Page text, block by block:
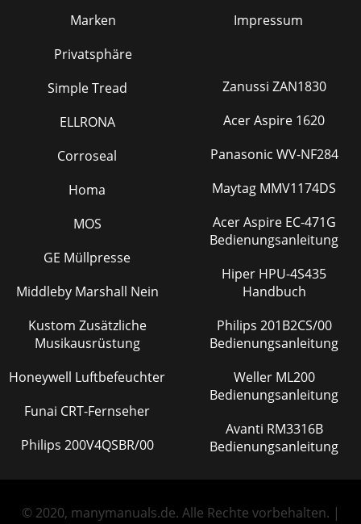
Marken
Privatsphäre
Impressum
Simple Tread
ELLRONA
Corroseal
Homa
MOS
GE Müllpresse
Middleby Marshall Nein
Kustom Zusätzliche
Musikausrüstung
Honeywell Luftbefeuchter
Funai CRT-Fernseher
Philips 200V4QSBR/00
Zanussi ZAN1830
Acer Aspire 1620
Panasonic WV-NF284
Maytag MMV1174DS
Acer Aspire EC-471G
Bedienungsanleitung
Hiper HPU-4S435
Handbuch
Philips 201B2CS/00
Bedienungsanleitung
Weller ML200
Bedienungsanleitung
Avanti RM3316B
Bedienungsanleitung
© 2020, manymanuals.de. Alle Rechte vorbehalten. |